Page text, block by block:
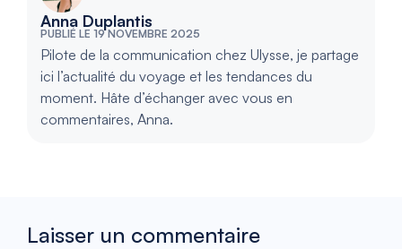
Anna Duplantis
PUBLIÉ LE 19 NOVEMBRE 2025
Pilote de la communication chez Ulysse, je partage
ici l’actualité du voyage et les tendances du
moment. Hâte d’échanger avec vous en
commentaires, Anna.
Laisser un commentaire